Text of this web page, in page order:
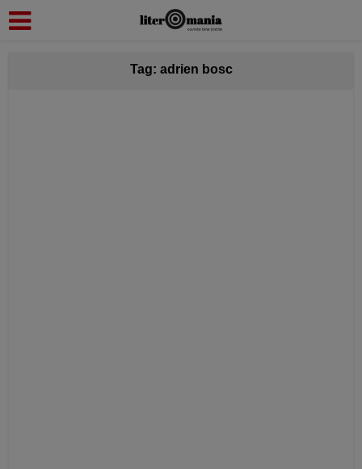
Tag: adrien bosc
modal-check